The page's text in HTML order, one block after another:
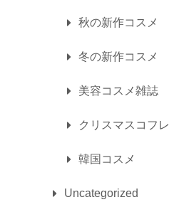
秋の新作コスメ
冬の新作コスメ
美容コスメ雑誌
クリスマスコフレ
韓国コスメ
Uncategorized